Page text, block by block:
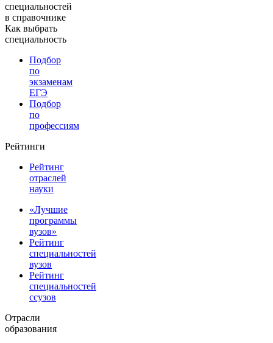
специальностей
в справочнике
Как выбрать
специальность
Подбор
по
экзаменам
ЕГЭ
Подбор
по
профессиям
Рейтинги
Рейтинг
отраслей
науки
«Лучшие
программы
вузов»
Рейтинг
специальностей
вузов
Рейтинг
специальностей
ссузов
Отрасли
образования